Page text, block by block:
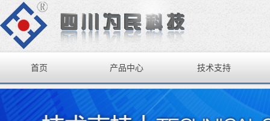
首页 产品中心 技术支持